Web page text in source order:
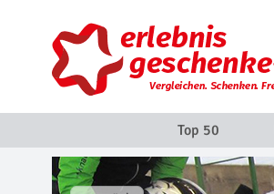
Top 50